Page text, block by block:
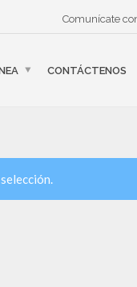
Comunícate
CONTÁCTENOS